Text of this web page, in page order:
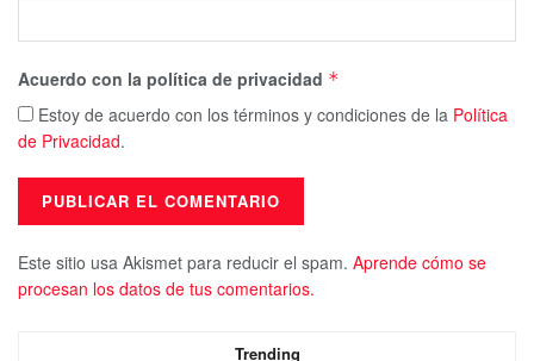
Acuerdo con la política de privacidad *
Estoy de acuerdo con los términos y condiciones de la Política
de Privacidad.
Este sitio usa Akismet para reducir el spam. Aprende cómo se
procesan los datos de tus comentarios.
Trending